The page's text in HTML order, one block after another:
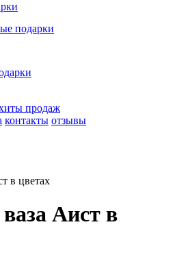
подарки
продаж
контакты отзывы
в цветах
Аист в